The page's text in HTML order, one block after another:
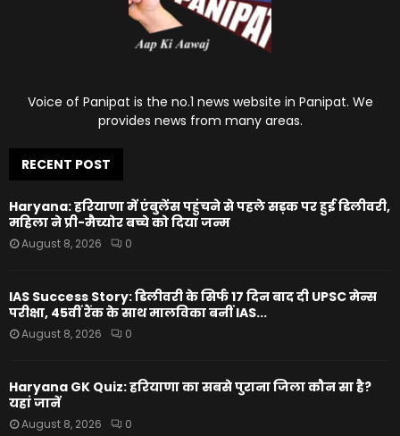
Voice of Panipat is the no.1 news website in Panipat. We
provides news from many areas.
RECENT POST
Haryana: हरियाणा में एंबुलेंस पहुंचने से पहले सड़क पर हुई डिलीवरी,
महिला ने प्री-मैच्योर बच्चे को दिया जन्म
August 8, 2026 0
IAS Success Story: डिलीवरी के सिर्फ 17 दिन बाद दी UPSC मेन्स
परीक्षा, 45वीं रैंक के साथ मालविका बनीं IAS...
August 8, 2026 0
Haryana GK Quiz: हरियाणा का सबसे पुराना जिला कौन सा है?
यहां जानें
August 8, 2026 0